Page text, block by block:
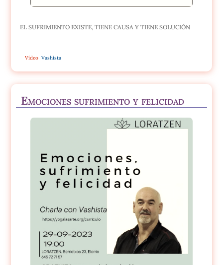
EL SUFRIMIENTO EXISTE, TIENE CAUSA Y TIENE SOLUCIÓN
Vídeo Vashista
Emociones sufrimiento y felicidad